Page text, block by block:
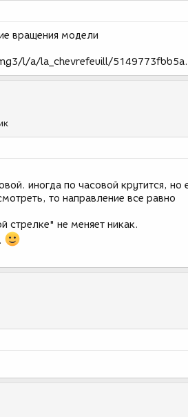
вращения модели
l/a/la_chevrefeuill/
иногда по часовой крутится, но
то направление все равно
стрелке" не меняет никак.